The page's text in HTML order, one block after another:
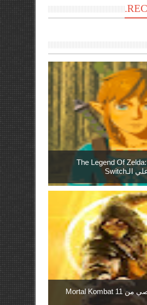
تعرف علي حجم لعبة The Legend Of Zelda:
نسخة الحاسب الشخصي من Mortal Kombat 11